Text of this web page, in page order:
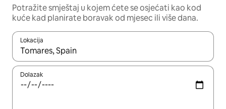
Potražite smještaj u kojem ćete se osjećati kao kod
kuće kad planirate boravak od mjesec ili više dana.
Lokacija
Kada budu dostupni rezultati, moći ćete ih pregledati
Dolazak